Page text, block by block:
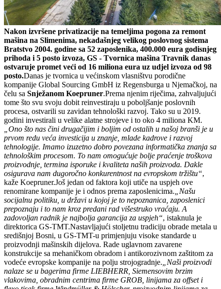
Nakon izvršene privatizacije na temeljima pogona za remont
mašina na Slimenima, nekadašnjeg velikog poslovnog sistema
Bratstvo 2004. godine sa 52 zaposlenika, 400.000 eura godisnjeg
prihoda i 5 posto izvoza, GS - Tvornica mašina Travnik danas
ostvaruje promet veći od 16 miliona eura uz udjel izvoza od 98
posto.Danas je tvornica u većinskom vlasništvu porodične
kompanije Global Sourcing GmbH iz Regensburga u Njemačkoj, na
čelu sa Snježanom Koepruner.Prema njenim riječima, zahvaljujući
tome što svu svoju dobit reinvestiraju u poboljšanje poslovnih
procesa, ostvarili su zavidan tehnološki razvoj. Tako su u 2019.
godini investirali u velike alatne strojeve i to oko 4 miliona KM.
„Ono što nas čini drugačijim i boljim od ostalih u našoj branši je u
prvom redu veća investicija u znanje, mlade kadrove i razvoj
tehnologije. Imamo izuzetno dobro povezana informatička znanja sa
tehnološkim procesom. To nam omogućuje bolje praćenje troškova
proizvodnje, termina isporuke i kvaliteta naših proizvoda. Dakle
osigurava nam dugoročno konkurentnost na evropskom tržištu“,
kaže Koepruner.Još jedan od faktora koji utiče na uspjeh ove
renomirane kompanije je i odnos prema zaposlenicima.„Našu
socijalnu politiku, u državi u kojoj je to nepoznanica, zaposlenici
prepoznaju i to nam kroz predani rad višestruko vraćaju. A
zadovoljan radnik je najbolja garancija za uspjeh“, istaknula je
direktorica GS-TMT.Nastavljajući stoljetnu tradiciju obrade metala u
središnjoj Bosni, u GS-TMT-u primjenjuju visoke standarde u
proizvodnji mašinskih dijelova. Rade uglavnom zavarene
konstrukcije sa mehaničkom obradom i antikorozivnom zaštitom za
vodeće evropske kompanije na polju strojogradnje.„Naši proizvodi
nalaze se u bagerima firme LIEBHERR, Siemensovim brzim
vlakovima, obradnim centrima firme GROB, linijama za offset i